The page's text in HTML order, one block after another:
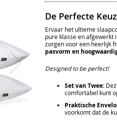
De Perfecte
Ervaar het ultieme
pure klasse en afgewerkt
zorgen voor een heerlijk
pasvorm en
Designed to be perfect!
Set van Twee:
comfortabel kunt
Praktische
voorkomt dat de